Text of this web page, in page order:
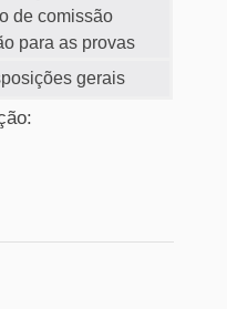
de comissão
para as provas
gerais